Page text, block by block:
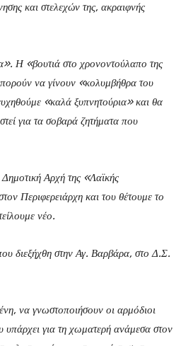
και στελεχών της, ακραιφνής
Η «βουτιά στο χρονοντούλαπο της
να γίνουν «κολυμβήθρα του
«καλά ξυπνητούρια» και θα
για τα σοβαρά ζητήματα που
Δημοτική Αρχή της «Λαϊκής
Περιφερειάρχη και του θέτουμε το
νέο.
διεξήχθη στην Αγ. Βαρβάρα, στο Δ.Σ.
να γνωστοποιήσουν οι αρμόδιοι
για τη χωματερή ανάμεσα στον